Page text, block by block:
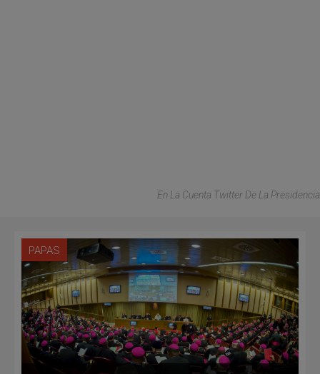
En La Cuenta Twitter De La Presidencia
PAPAS